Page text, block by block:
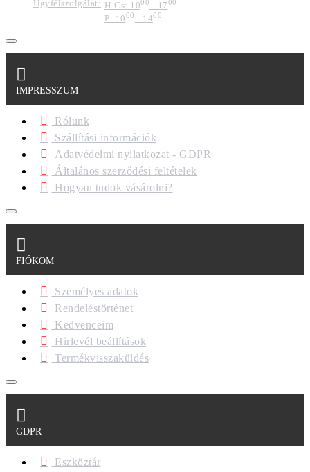
Ügyfélszolgálat: H-Cs: 1000 - 1700
P: 1000- 1400
IMPRESSZUM
Rólunk
Szállítási információk
Adatvédelmi nyilatkozat - GDPR
Általános szerződési feltételek
Hogyan tudok vásárolni?
FIÓKOM
Személyes adatok
Rendeléstörténet
Kedvenceim
Hírlevél beállítások
Termékvisszaküldés
GDPR
Eszköztár